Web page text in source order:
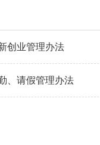
创业管理办法
、请假管理办法